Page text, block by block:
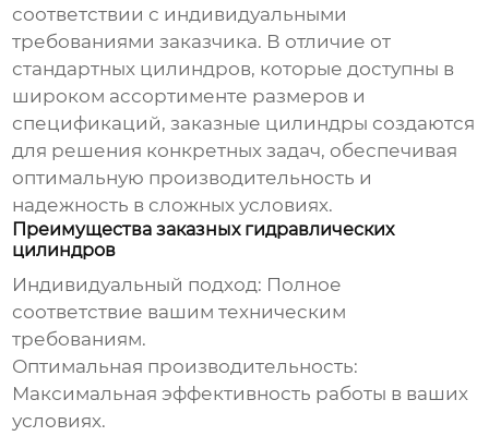
соответствии с индивидуальными
требованиями заказчика. В отличие от
стандартных цилиндров, которые доступны в
широком ассортименте размеров и
спецификаций, заказные цилиндры создаются
для решения конкретных задач, обеспечивая
оптимальную производительность и
надежность в сложных условиях.
Преимущества заказных гидравлических
цилиндров
Индивидуальный подход: Полное
соответствие вашим техническим
требованиям.
Оптимальная производительность:
Максимальная эффективность работы в ваших
условиях.